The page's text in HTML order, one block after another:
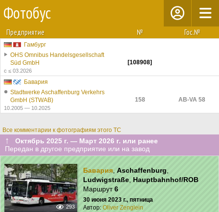
Фотобус
Предприятие № Гос.№
Гамбург
OHS Omnibus Handelsgesellschaft
Süd GmbH
с ≤ 03.2026
[108908]
Бавария
Stadtwerke Aschaffenburg Verkehrs
GmbH (STWAB)
10.2005 — 10.2025
158 AB-VA 58
Все комментарии к фотографиям этого ТС
↑
Октябрь 2025 г. — Март 2026 г. или ранее
Передан в другое предприятие или на завод
293
Бавария, Aschaffenburg
Ludwigstraße, Hauptbahnhof/ROB
Маршрут6
30 июня 2023 г., пятница
Автор: Oliver Zenglein